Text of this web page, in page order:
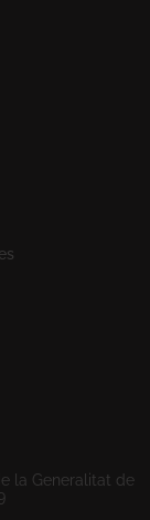
la Generalitat de